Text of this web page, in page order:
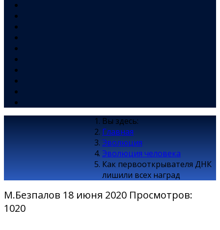
Вы здесь:
Главная
Эволюция
Эволюция человека
Как первооткрывателя ДНК
лишили всех наград
М.Безпалов 18 июня 2020 Просмотров:
1020